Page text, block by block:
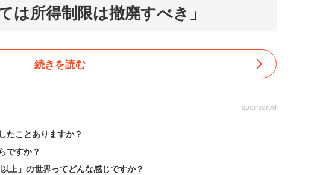
は所得制限は撤廃すべき」
続きを読む
sponsored
たことありますか？
ですか？
上」の世界ってどんな感じですか？